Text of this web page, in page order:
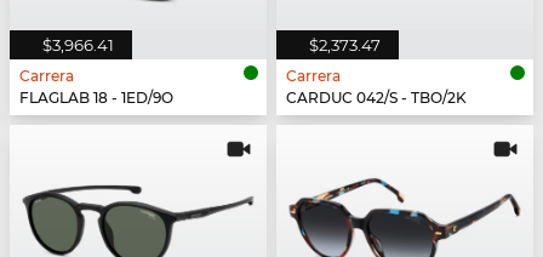
$3,966.41
Carrera
FLAGLAB 18 - 1ED/9O
$2,373.47
Carrera
CARDUC 042/S - TBO/2K